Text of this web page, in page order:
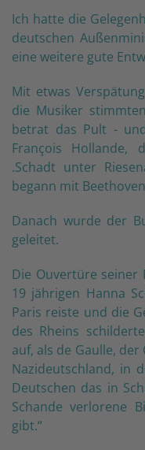
Ich hatte die
deutschen
eine weitere gute
Mit etwas
die Musiker
betrat das Pult -
François Hollande,
.Schadt unter
begann mit
Danach wurde der
geleitet.
Die Ouvertüre seiner
19 jährigen Hanna
Paris reiste und die
des Rheins
auf, als de Gaulle,
Nazideutschland, in
Deutschen das in
Schande verlorene
gibt.“